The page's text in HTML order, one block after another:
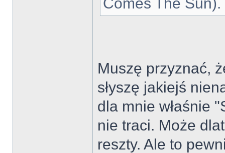
Muszę przyznać,
słyszę jakiejś
dla mnie właśnie
nie traci. Może
reszty. Ale to